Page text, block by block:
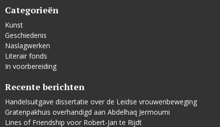
Categorieën
Kunst
Geschiedenis
Naslagwerken
Literair fonds
In voorbereiding
Recente berichten
Handelsuitgave dissertatie over de Leidse vrouwenbeweging
Gratenpakhuis overhandigd aan Abdelhaq Jermoumi
Lines of Friendship voor Robert-Jan te Rijdt